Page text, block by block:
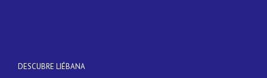
DESCUBRE LIÉBANA